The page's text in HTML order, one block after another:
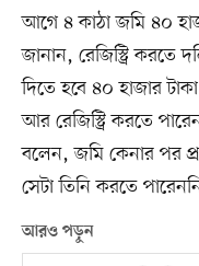
আগে ৪ কাঠা জমি ৪০
জানান, রেজিস্ট্রি
দিতে হবে ৪০ হাজার
আর রেজিস্ট্রি করতে
বলেন, জমি কেনার পর
সেটা তিনি করতে
আরও পড়ুন